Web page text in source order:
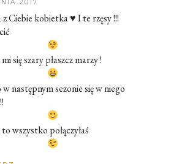
2017
Ciebie kobietka ♥ I te rzęsy !!!
się szary płaszcz marzy !
następnym sezonie się w niego
wszystko połączyłaś